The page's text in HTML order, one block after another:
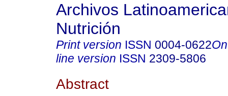
Archivos
Nutrición
Print version ISSN 0004-0622
line version ISSN 2309-5806
Abstract